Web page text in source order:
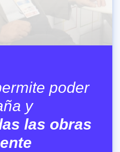
poder
y
las obras